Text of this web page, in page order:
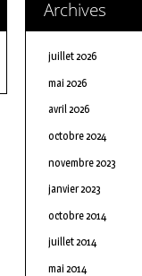
Archives
juillet 2026
mai 2026
avril 2026
octobre 2024
novembre 2023
janvier 2023
octobre 2014
juillet 2014
mai 2014